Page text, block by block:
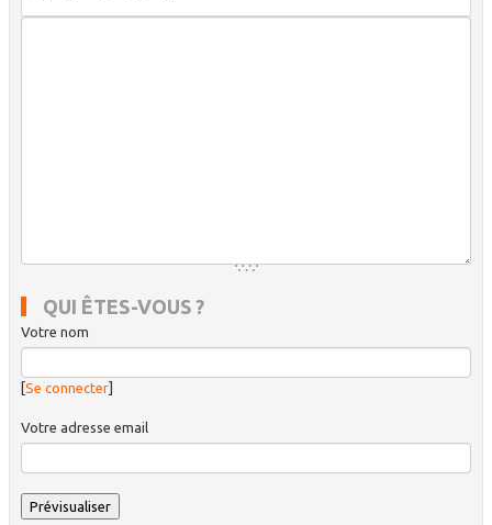
QUI ÊTES-VOUS ?
Votre nom
[Se connecter]
Votre adresse email